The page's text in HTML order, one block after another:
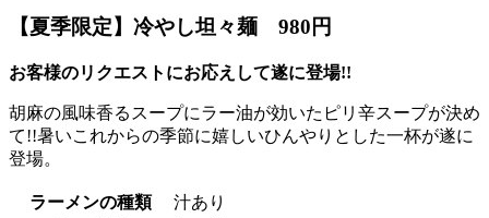
【夏季限定】冷やし坦々麺 980円
お客様のリクエストにお応えして遂に登場!!
胡麻の風味香るスープにラー油が効いたピリ辛スープが決め
て!!暑いこれからの季節に嬉しいひんやりとした一杯が遂に
登場。
ラーメンの種類
汁あり